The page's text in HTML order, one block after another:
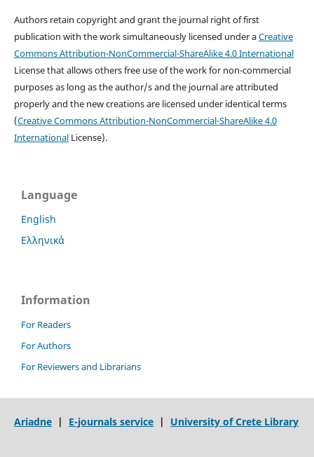
Authors retain copyright and grant the journal right of first
publication with the work simultaneously licensed under aCreative
Commons Attribution-NonCommercial-ShareAlike 4.0 International
License that allows others free use of the work for non-commercial
purposes as long as the author/s and the journal are attributed
properly and the new creations are licensed under identical terms
(Creative Commons Attribution-NonCommercial-ShareAlike 4.0
InternationalLicense).
Language
English
Ελληνικά
Information
For Readers
For Authors
For Reviewers and Librarians
Ariadne| E-journals service| University of Crete Library